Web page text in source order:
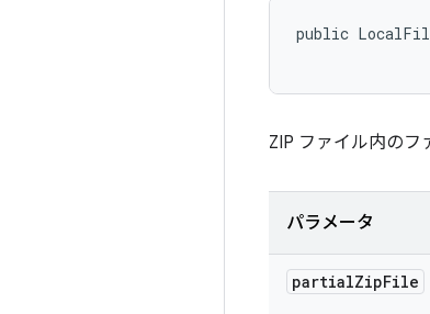
public
ZIP ファイル内のフ
パラメータ
partialZipFile